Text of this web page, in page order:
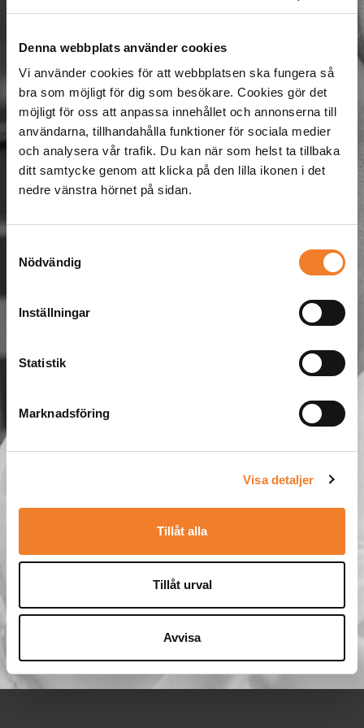
Denna webbplats använder cookies
Vi använder cookies för att webbplatsen ska fungera så
bra som möjligt för dig som besökare. Cookies gör det
möjligt för oss att anpassa innehållet och annonserna till
användarna, tillhandahålla funktioner för sociala medier
och analysera vår trafik. Du kan när som helst ta tillbaka
ditt samtycke genom att klicka på den lilla ikonen i det
nedre vänstra hörnet på sidan.
Nödvändig
Inställningar
Statistik
Marknadsföring
Visa detaljer
Tillåt alla
Tillåt urval
Avvisa
Något gick fel. Kontakta
oss på info@lararforlaget.se